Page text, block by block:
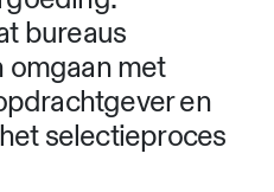
bureaus
met
en
selectieproces